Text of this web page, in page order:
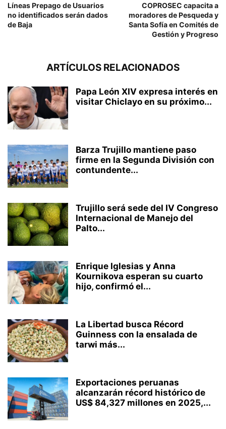
Líneas Prepago de Usuarios
no identificados serán dados
de Baja
COPROSEC capacita a
moradores de Pesqueda y
Santa Sofía en Comités de
Gestión y Progreso
ARTÍCULOS RELACIONADOS
Papa León XIV expresa interés en
visitar Chiclayo en su próximo...
Barza Trujillo mantiene paso
firme en la Segunda División con
contundente...
Trujillo será sede del IV Congreso
Internacional de Manejo del
Palto...
Enrique Iglesias y Anna
Kournikova esperan su cuarto
hijo, confirmó el...
La Libertad busca Récord
Guinness con la ensalada de
tarwi más...
Exportaciones peruanas
alcanzarán récord histórico de
US$ 84,327 millones en 2025,...